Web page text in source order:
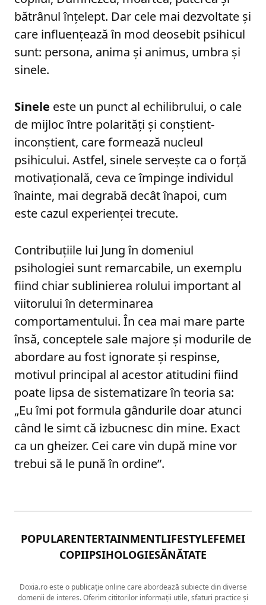
bătrânul înțelept. Dar cele mai dezvoltate și
care influențează în mod deosebit psihicul
sunt: persona, anima și animus, umbra și
sinele.
Sinele este un punct al echilibrului, o cale
de mijloc între polarități și conștient-
inconștient, care formează nucleul
psihicului. Astfel, sinele servește ca o forță
motivațională, ceva ce împinge individul
înainte, mai degrabă decât înapoi, cum
este cazul experienței trecute.
Contribuțiile lui Jung în domeniul
psihologiei sunt remarcabile, un exemplu
fiind chiar sublinierea rolului important al
viitorului în determinarea
comportamentului. În cea mai mare parte
însă, conceptele sale majore și modurile de
abordare au fost ignorate și respinse,
motivul principal al acestor atitudini fiind
poate lipsa de sistematizare în teoria sa:
„Eu îmi pot formula gândurile doar atunci
când le simt că izbucnesc din mine. Exact
ca un gheizer. Cei care vin după mine vor
trebui să le pună în ordine”.
POPULARENTERTAINMENTLIFESTYLEFEMEI
COPIIPSIHOLOGIESĂNĂTATE
Doxia.ro este o publicație online care abordează subiecte din diverse
domenii de interes. Oferim cititorilor informații utile, sfaturi practice și